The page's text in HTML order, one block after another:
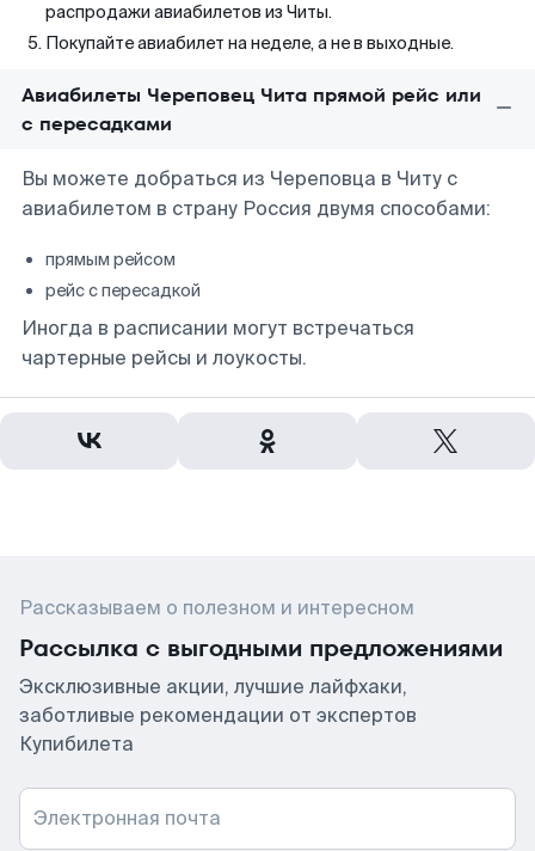
распродажи авиабилетов из Читы.
Покупайте авиабилет на неделе, а не в выходные.
Авиабилеты Череповец Чита прямой рейс или
с пересадками
Вы можете добраться из Череповца в Читу с
авиабилетом в страну Россия двумя способами:
прямым рейсом
рейс с пересадкой
Иногда в расписании могут встречаться
чартерные рейсы и лоукосты.
Рассказываем о полезном и интересном
Рассылка с выгодными предложениями
Эксклюзивные акции, лучшие лайфхаки,
заботливые рекомендации от экспертов
Купибилета
Электронная почта